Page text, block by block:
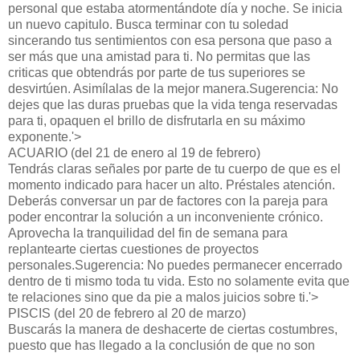
personal que estaba atormentándote día y noche. Se inicia
un nuevo capitulo. Busca terminar con tu soledad
sincerando tus sentimientos con esa persona que paso a
ser más que una amistad para ti. No permitas que las
criticas que obtendrás por parte de tus superiores se
desvirtúen. Asimílalas de la mejor manera.Sugerencia: No
dejes que las duras pruebas que la vida tenga reservadas
para ti, opaquen el brillo de disfrutarla en su máximo
exponente.'>
ACUARIO (del 21 de enero al 19 de febrero)
Tendrás claras señales por parte de tu cuerpo de que es el
momento indicado para hacer un alto. Préstales atención.
Deberás conversar un par de factores con la pareja para
poder encontrar la solución a un inconveniente crónico.
Aprovecha la tranquilidad del fin de semana para
replantearte ciertas cuestiones de proyectos
personales.Sugerencia: No puedes permanecer encerrado
dentro de ti mismo toda tu vida. Esto no solamente evita que
te relaciones sino que da pie a malos juicios sobre ti.'>
PISCIS (del 20 de febrero al 20 de marzo)
Buscarás la manera de deshacerte de ciertas costumbres,
puesto que has llegado a la conclusión de que no son